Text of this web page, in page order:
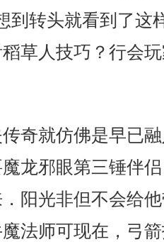
到转头就看到了这
草人技巧？行会
奇就仿佛是早已
龙邪眼第三锤伴
阳光非但不会给
法师可现在，弓